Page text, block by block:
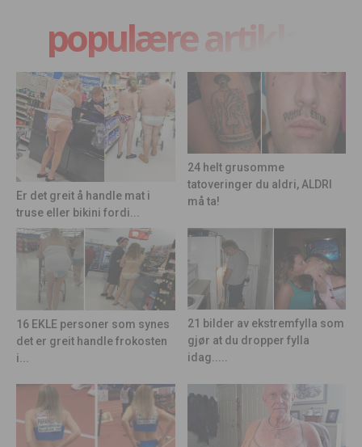
populære artikler
Er det greit å handle mat i
truse eller bikini fordi...
24 helt grusomme
tatoveringer du aldri, ALDRI
må ta!
16 EKLE personer som synes
det er greit handle frokosten
i...
21 bilder av ekstremfylla som
gjør at du dropper fylla
idag.....